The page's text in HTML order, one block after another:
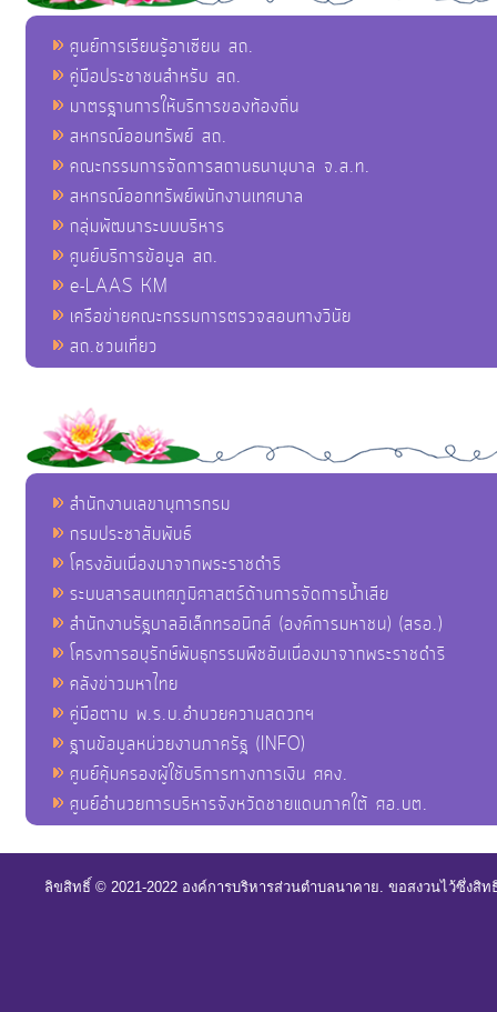
ศูนย์การเรียนรู้อาเซียน สถ.
คู่มือประชาชนสำหรับ สถ.
มาตรฐานการให้บริการของท้องถิ่น
สหกรณ์ออมทรัพย์ สถ.
คณะกรรมการจัดการสถานธนานุบาล จ.ส.ท.
สหกรณ์ออกทรัพย์พนักงานเทศบาล
กลุ่มพัฒนาระบบบริหาร
ศูนย์บริการข้อมูล สถ.
e-LAAS KM
เครือข่ายคณะกรรมการตรวจสอบทางวินัย
สถ.ชวนเที่ยว
สำนักงานเลขานุการกรม
กรมประชาสัมพันธ์
โครงอันเนื่องมาจากพระราชดำริ
ระบบสารสนเทศภูมิศาสตร์ด้านการจัดการน้ำเสีย
สำนักงานรัฐบาลอิเล็กทรอนิกส์ (องค์การมหาชน) (สรอ.)
โครงการอนุรักษ์พันธุกรรมพืชอันเนื่องมาจากพระราชดำริ
คลังข่าวมหาไทย
คู่มือตาม พ.ร.บ.อำนวยความสดวกฯ
ฐานข้อมูลหน่วยงานภาครัฐ (INFO)
ศูนย์คุ้มครองผู้ใช้บริการทางการเงิน ศคง.
ศูนย์อำนวยการบริหารจังหวัดชายแดนภาคใต้ ศอ.บต.
ลิขสิทธิ์ © 2021-2022 องค์การบริหารส่วนตำบลนาคาย. ขอสงวนไว้ซึ่งสิ